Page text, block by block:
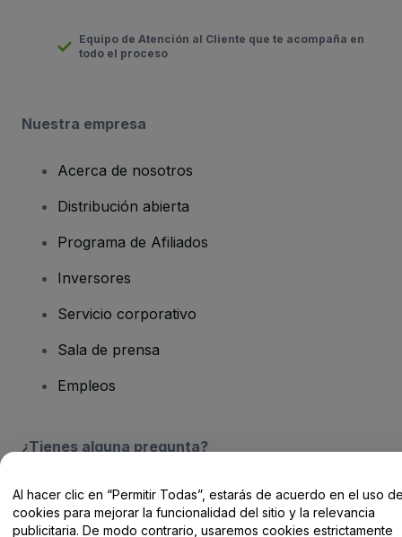
Equipo de Atención al Cliente que te acompaña en
todo el proceso
Nuestra empresa
Acerca de nosotros
Distribución abierta
Programa de Afiliados
Inversores
Servicio corporativo
Sala de prensa
Empleos
¿Tienes alguna pregunta?
Centro de Ayuda / Contacto
Al hacer clic en “Permitir Todas”, estarás de acuerdo en el uso
cookies para mejorar la funcionalidad del sitio y la relevancia
publicitaria. De modo contrario, usaremos cookies estrictamente